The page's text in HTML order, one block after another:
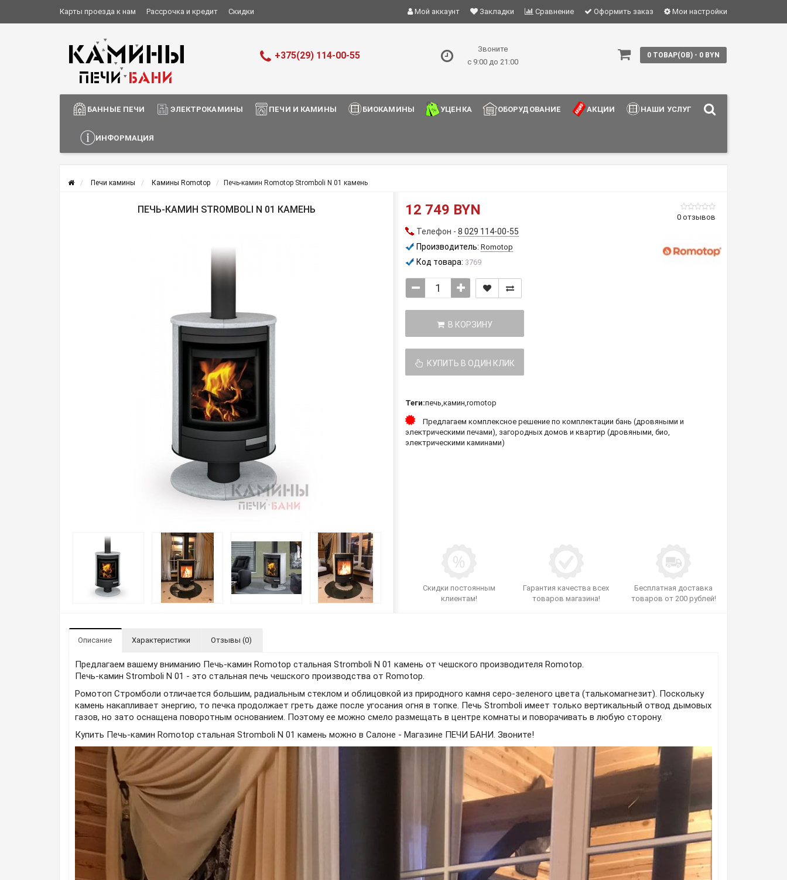
Карты проезда к нам Рассрочка и кредит Скидки
Информация о доставке
Мой аккаунт Закладки Сравнение Оформить заказ Мои настройки
+375(29) 114-00-55
Звоните
с 9:00 до 21:00
0 ТОВАР(ОВ) - 0 BYN
БАННЫЕ ПЕЧИ ЭЛЕКТРОКАМИНЫ ПЕЧИ И КАМИНЫ БИОКАМИНЫ УЦЕНКА ОБОРУДОВАНИЕ АКЦИИ НАШИ УСЛУГИ
ИНФОРМАЦИЯ
Печи камины Камины Romotop Печь-камин Romotop Stromboli N 01 камень
ПЕЧЬ-КАМИН STROMBOLI N 01 КАМЕНЬ
0 отзывов
12 749 BYN
Телефон - 8 029 114-00-55
Производитель: Romotop
Код товара: 3769
В КОРЗИНУ
КУПИТЬ В ОДИН КЛИК
Теги:печь,камин,romotop
Скидки постоянным
клиентам!
Гарантия качества всех
товаров магазина!
Бесплатная доставка
товаров от 200 рублей!
Предлагаем комплексное решение по комплектации бань (дровяными и
электрическими печами), загородных домов и квартир (дровяными, био,
электрическими каминами)
Описание Характеристики Отзывы (0)
Предлагаем вашему вниманию Печь-камин Romotop стальная Stromboli N 01 камень от чешского производителя Romotop.
Печь-камин Stromboli N 01 - это стальная печь чешского производства от Romotop.
Ромотоп Стромболи отличается большим, радиальным стеклом и облицовкой из природного камня серо-зеленого цвета (талькомагнезит). Поскольку
камень накапливает энергию, то печка продолжает греть даже после угосания огня в топке. Печь Stromboli имеет только вертикальный отвод дымовых
газов, но зато оснащена поворотным основанием. Поэтому ее можно смело размещать в центре комнаты и поворачивать в любую сторону.
Купить Печь-камин Romotop стальная Stromboli N 01 камень можно в Салоне - Магазине ПЕЧИ БАНИ. Звоните!